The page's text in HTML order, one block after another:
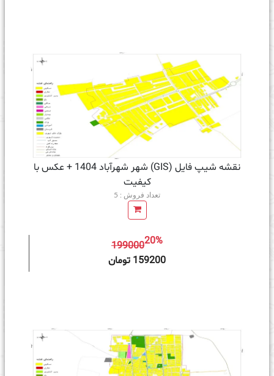
نقشه شیپ فایل (GIS) شهر شهرآباد 1404 + عکس با
کیفیت
تعداد فروش : 5
19900020%
159200 تومان